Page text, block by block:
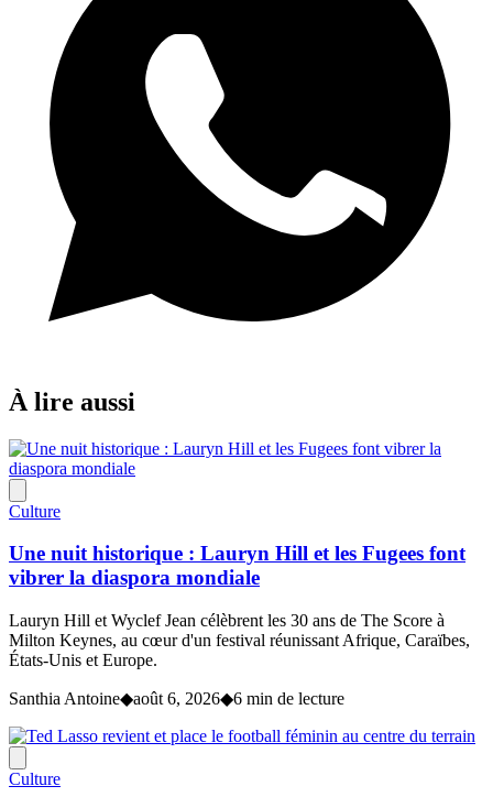
À lire aussi
Culture
Une nuit historique : Lauryn Hill et les Fugees font
vibrer la diaspora mondiale
Lauryn Hill et Wyclef Jean célèbrent les 30 ans de The Score à
Milton Keynes, au cœur d'un festival réunissant Afrique, Caraïbes,
États-Unis et Europe.
Santhia Antoine◆août 6, 2026◆6 min de lecture
Culture